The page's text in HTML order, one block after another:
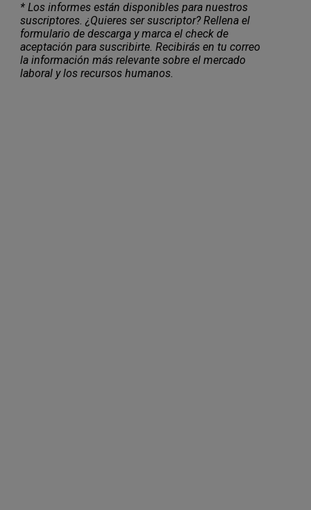
* Los informes están disponibles para nuestros
suscriptores. ¿Quieres ser suscriptor? Rellena el
formulario de descarga y marca el check de
aceptación para suscribirte. Recibirás en tu correo
la información más relevante sobre el mercado
laboral y los recursos humanos.